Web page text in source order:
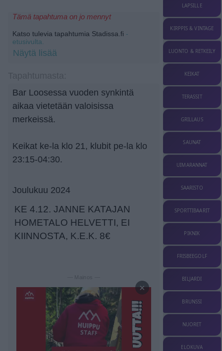
Tämä tapahtuma on jo mennyt
Katso tulevia tapahtumia Stadissa.fi -
etusivulta.
Näytä lisää
Bar Loosessa vuoden synkintä
aikaa vietetään valoisissa
merkeissä.
Keikat ke-la klo 21, klubit pe-la klo
23:15-04:30.
Joulukuu 2024
KE 4.12. JANNE KATAJAN
HOMETALO HELVETTI, EI
KIINNOSTA, K.E.K. 8€
×
LAPSILLE
KIRPPIS & VINTAGE
LUONTO & RETKEILY
KEIKAT
TERASSIT
GRILLAUS
SAUNAT
UIMARANNAT
SAARISTO
SPORTTIBAARIT
PIKNIK
FRISBEEGOLF
BILJARDI
BRUNSSI
NUORET
ELOKUVA